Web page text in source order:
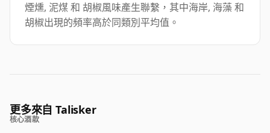
煙燻, 泥煤 和 胡椒風味產生聯繫，其中海岸, 海藻 和
胡椒出現的頻率高於同類別平均值。
更多來自 Talisker
核心酒款